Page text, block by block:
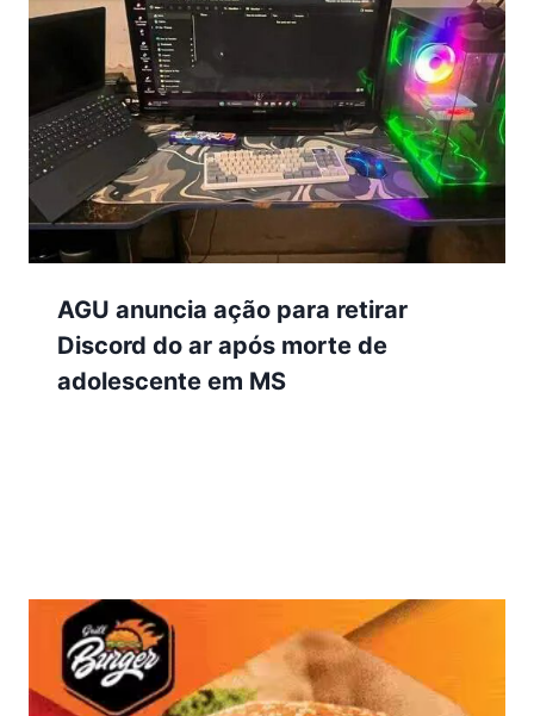
AGU anuncia ação para retirar
Discord do ar após morte de
adolescente em MS